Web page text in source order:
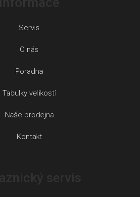
Servis
O nás
Poradna
Tabulky velikostí
Naše prodejna
Kontakt